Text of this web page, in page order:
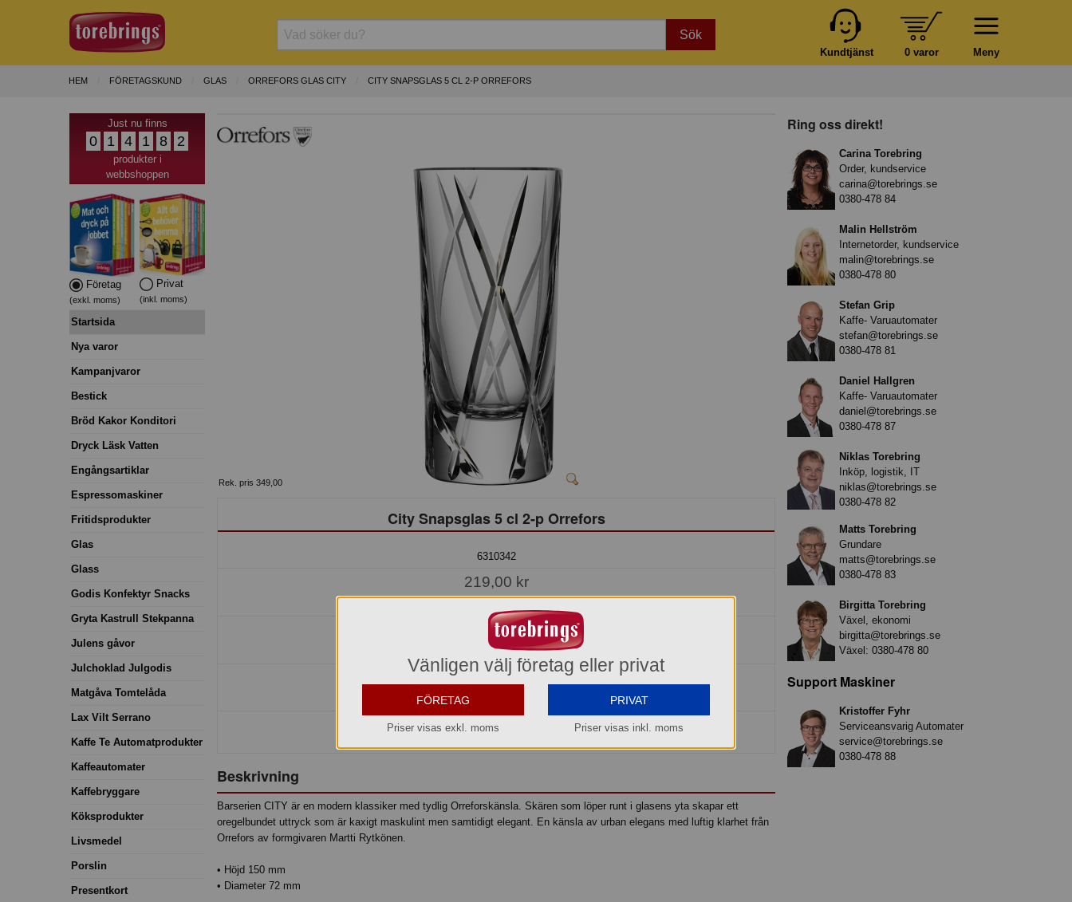
Sök
Meny
0 varor
Kundtjänst
HEM FÖRETAGSKUND GLAS ORREFORS GLAS CITY CITY SNAPSGLAS 5 CL 2-P ORREFORS
Just nu finns
0 1 4 1 8 2
produkter i
webbshoppen
Företag
(exkl. moms)
Privat
(inkl. moms)
Startsida
Nya varor
Kampanjvaror
Bestick
Bröd Kakor Konditori
Dryck Läsk Vatten
Engångsartiklar
Espressomaskiner
Fritidsprodukter
Glas
Glass
Godis Konfektyr Snacks
Gryta Kastrull Stekpanna
Julens gåvor
Julchoklad Julgodis
Matgåva Tomtelåda
Lax Vilt Serrano
Kaffe Te Automatprodukter
Kaffeautomater
Kaffebryggare
Köksprodukter
Livsmedel
Porslin
Presentkort
Rek. pris 349,00
City Snapsglas 5 cl 2-p Orrefors
6310342
219,00 kr
Del av förpackning =2 st
876,00 kr
Hel förpackning =4*2 st
Jmf.pris: 109,50
Lager: 9 del av förp.
Köp »
Beskrivning
Barserien CITY är en modern klassiker med tydlig Orreforskänsla. Skären som löper runt i glasens yta skapar ett
oregelbundet uttryck som är kaxigt maskulint men samtidigt elegant. En känsla av urban elegans med luftig klarhet från
Orrefors av formgivaren Martti Rytkönen.
• Höjd 150 mm
• Diameter 72 mm
Ring oss direkt!
Carina Torebring
Order, kundservice
carina@torebrings.se
0380-478 84
Malin Hellström
Internetorder, kundservice
malin@torebrings.se
0380-478 80
Stefan Grip
Kaffe- Varuautomater
stefan@torebrings.se
0380-478 81
Daniel Hallgren
Kaffe- Varuautomater
daniel@torebrings.se
0380-478 87
Niklas Torebring
Inköp, logistik, IT
niklas@torebrings.se
0380-478 82
Matts Torebring
Grundare
matts@torebrings.se
0380-478 83
Birgitta Torebring
Växel, ekonomi
birgitta@torebrings.se
Växel: 0380-478 80
Support Maskiner
Kristoffer Fyhr
Serviceansvarig Automater
service@torebrings.se
0380-478 88
Vänligen välj företag eller privat
FÖRETAG
Priser visas exkl. moms
PRIVAT
Priser visas inkl. moms